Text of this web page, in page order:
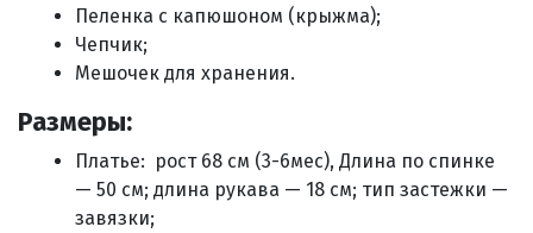
Пеленка с капюшоном (крыжма);
Чепчик;
Мешочек для хранения.
Размеры:
Платье: рост 68 см (3-6мес), Длина по спинке
— 50 см; длина рукава — 18 см; тип застежки —
завязки;